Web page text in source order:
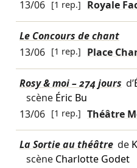
13/06 [1 rep.] Royale
Le Concours de chant
13/06 [1 rep.] Place
Rosy & moi – 274 jours d’
scène Éric Bu
13/06 [1 rep.] Théâtre
La Sortie au théâtre de
scène Charlotte Godet